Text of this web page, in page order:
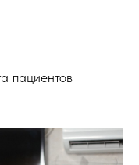
пациентов